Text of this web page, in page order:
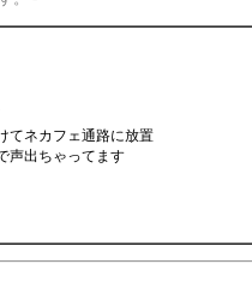
てネカフェ通路に放置
声出ちゃってます